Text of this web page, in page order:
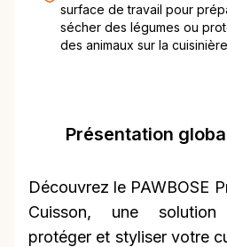
surface de travail pour
sécher des légumes ou
des animaux sur la
Présentation
Découvrez le PAWBOSE
Cuisson, une
protéger et styliser votre